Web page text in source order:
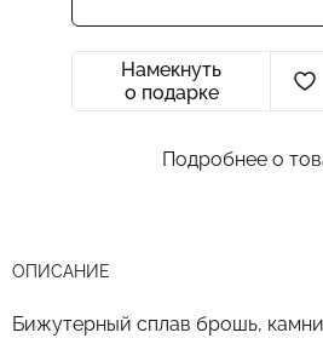
Намекнуть
о подарке
Подробнее о
ОПИСАНИЕ
Бижутерный сплав брошь,